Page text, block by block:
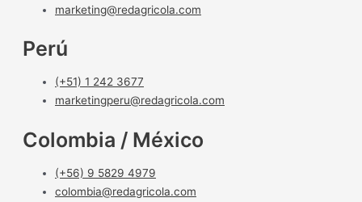
marketing@redagricola.com
Perú
(+51) 1 242 3677
marketingperu@redagricola.com
Colombia / México
(+56) 9 5829 4979
colombia@redagricola.com